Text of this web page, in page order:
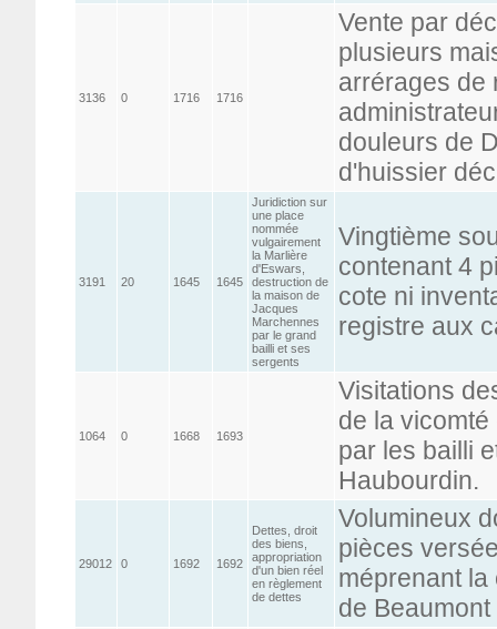
3136 0 1716 1716
Vente par
plusieurs
arrérages de
douleurs de
d'huissier
3191 20 1645 1645
Juridiction sur
une place
nommée
vulgairement
la Marlière
d'Eswars,
destruction de
la maison de
Jacques
Marchennes
par le grand
bailli et ses
sergents
Vingtième
contenant 4
cote ni
registre aux
1064 0 1668 1693
Visitations
de la
par les bailli
Haubourdin.
29012 0 1692 1692
Dettes, droit
des biens,
appropriation
d'un bien réel
en règlement
de dettes
Volumineux
pièces
méprenant
de Beaumont